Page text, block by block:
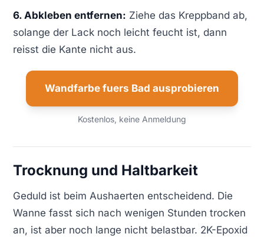
6. Abkleben entfernen: Ziehe das Kreppband ab,
solange der Lack noch leicht feucht ist, dann
reisst die Kante nicht aus.
Wandfarbe fuers Bad ausprobieren
Kostenlos, keine Anmeldung
Trocknung und Haltbarkeit
Geduld ist beim Aushaerten entscheidend. Die
Wanne fasst sich nach wenigen Stunden trocken
an, ist aber noch lange nicht belastbar. 2K-Epoxid